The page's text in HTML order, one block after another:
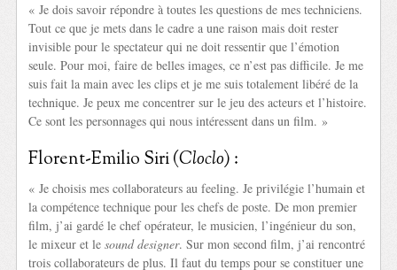
« Je dois savoir répondre à toutes les questions de mes techniciens.
Tout ce que je mets dans le cadre a une raison mais doit rester
invisible pour le spectateur qui ne doit ressentir que l’émotion
seule. Pour moi, faire de belles images, ce n’est pas difficile. Je me
suis fait la main avec les clips et je me suis totalement libéré de la
technique. Je peux me concentrer sur le jeu des acteurs et l’histoire.
Ce sont les personnages qui nous intéressent dans un film. »
Florent-Emilio Siri (Cloclo) :
« Je choisis mes collaborateurs au feeling. Je privilégie l’humain et
la compétence technique pour les chefs de poste. De mon premier
film, j’ai gardé le chef opérateur, le musicien, l’ingénieur du son,
le mixeur et lesound designer. Sur mon second film, j’ai rencontré
trois collaborateurs de plus. Il faut du temps pour se constituer une